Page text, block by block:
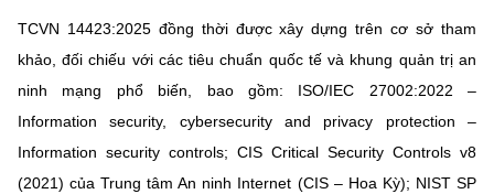
TCVN 14423:2025 đồng thời được xây dựng trên cơ sở tham
khảo, đối chiếu với các tiêu chuẩn quốc tế và khung quản trị an
ninh mạng phổ biến, bao gồm: ISO/IEC 27002:2022 –
Information security, cybersecurity and privacy protection –
Information security controls; CIS Critical Security Controls v8
(2021) của Trung tâm An ninh Internet (CIS – Hoa Kỳ); NIST SP